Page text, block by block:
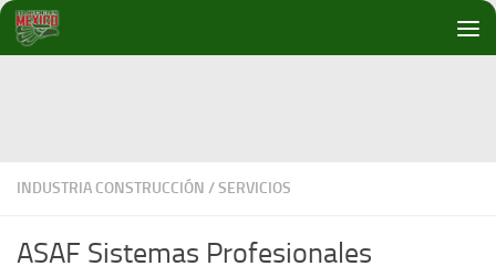
Debajo del contenido
INDUSTRIA CONSTRUCCIÓN /SERVICIOS
ASAF Sistemas Profesionales